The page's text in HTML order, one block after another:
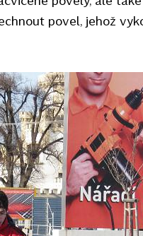
povel, jehož